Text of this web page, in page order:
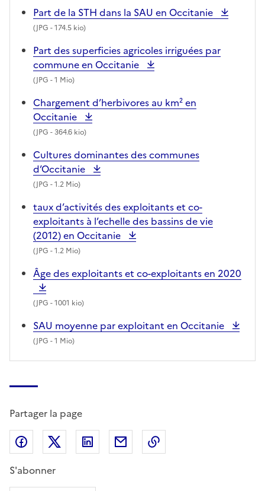
Part de la STH dans la SAU en Occitanie
(JPG - 174.5 kio)
Part des superficies agricoles irriguées par
commune en Occitanie
(JPG - 1 Mio)
Chargement d’herbivores au km² en
Occitanie
(JPG - 364.6 kio)
Cultures dominantes des communes
d’Occitanie
(JPG - 1.2 Mio)
taux d’activités des exploitants et co-
exploitants à l’echelle des bassins de vie
(2012) en Occitanie
(JPG - 1.2 Mio)
Âge des exploitants et co-exploitants en 2020
(JPG - 1001 kio)
SAU moyenne par exploitant en Occitanie
(JPG - 1 Mio)
Partager la page
Partager sur Facebook
Partager sur X (anciennement Twitter)
Partager sur LinkedIn
Partager par email
S'abonner